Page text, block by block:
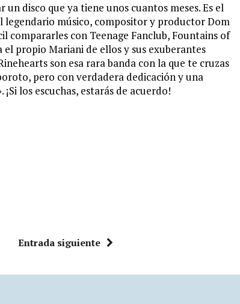
disco que ya tiene unos cuantos meses. Es el
músico, compositor y productor Dom
compararles con Teenage Fanclub, Fountains of
propio Mariani de ellos y sus exuberantes
son esa rara banda con la que te cruzas
pero con verdadera dedicación y una
los escuchas, estarás de acuerdo!
Entrada siguiente